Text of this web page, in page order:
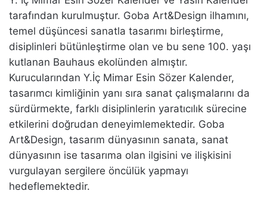
tarafından kurulmuştur. Goba Art&Design ilhamını,
temel düşüncesi sanatla tasarımı birleştirme,
disiplinleri bütünleştirme olan ve bu sene 100. yaşı
kutlanan Bauhaus ekolünden almıştır.
Kurucularından Y.İç Mimar Esin Sözer Kalender,
tasarımcı kimliğinin yanı sıra sanat çalışmalarını da
sürdürmekte, farklı disiplinlerin yaratıcılık sürecine
etkilerini doğrudan deneyimlemektedir. Goba
Art&Design, tasarım dünyasının sanata, sanat
dünyasının ise tasarıma olan ilgisini ve ilişkisini
vurgulayan sergilere öncülük yapmayı
hedeflemektedir.